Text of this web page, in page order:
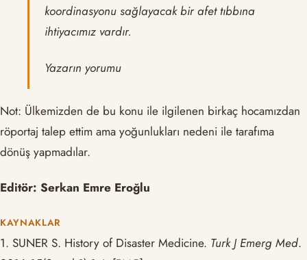
koordinasyonu sağlayacak bir afet tıbbına
ihtiyacımız vardır.
Yazarın yorumu
Not: Ülkemizden de bu konu ile ilgilenen birkaç hocamızdan
röportaj talep ettim ama yoğunlukları nedeni ile tarafıma
dönüş yapmadılar.
Editör: Serkan Emre Eroğlu
KAYNAKLAR
1. SUNER S. History of Disaster Medicine. Turk J Emerg Med.